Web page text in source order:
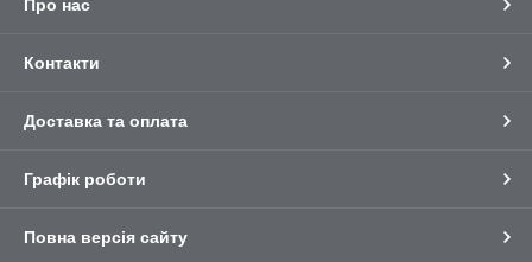
Про нас
Контакти
Доставка та оплата
Графік роботи
Повна версія сайту